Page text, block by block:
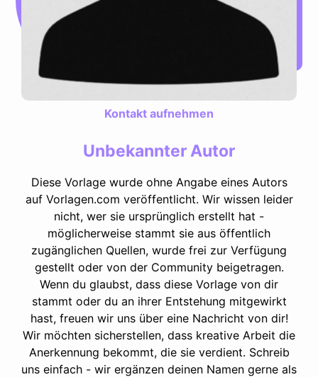
Kontakt aufnehmen
Unbekannter Autor
Diese Vorlage wurde ohne Angabe eines Autors
auf Vorlagen.com veröffentlicht. Wir wissen leider
nicht, wer sie ursprünglich erstellt hat -
möglicherweise stammt sie aus öffentlich
zugänglichen Quellen, wurde frei zur Verfügung
gestellt oder von der Community beigetragen.
Wenn du glaubst, dass diese Vorlage von dir
stammt oder du an ihrer Entstehung mitgewirkt
hast, freuen wir uns über eine Nachricht von dir!
Wir möchten sicherstellen, dass kreative Arbeit die
Anerkennung bekommt, die sie verdient. Schreib
uns einfach - wir ergänzen deinen Namen gerne als